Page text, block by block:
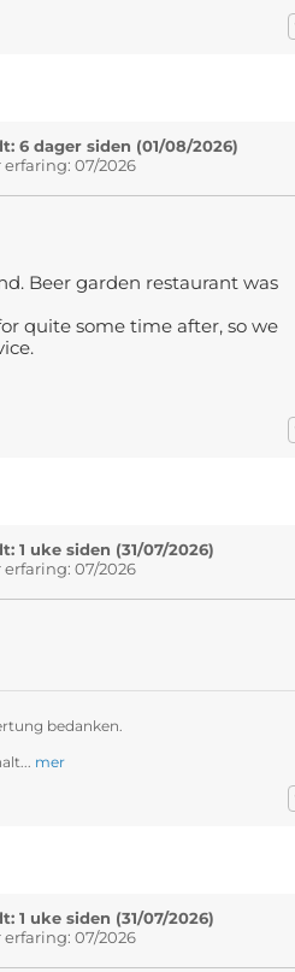
6 dager siden (01/08/2026)
erfaring: 07/2026
Beer garden restaurant was
quite some time after, so we
1 uke siden (31/07/2026)
erfaring: 07/2026
bedanken.
mer
1 uke siden (31/07/2026)
erfaring: 07/2026